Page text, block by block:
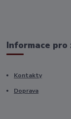
Informace pro
Kontakty
Doprava